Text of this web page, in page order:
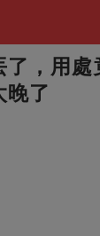
了，用處
晚了